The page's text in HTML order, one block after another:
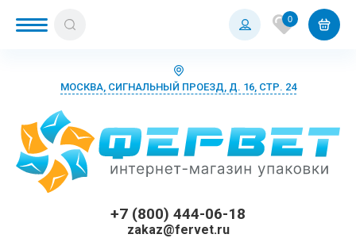
0
МОСКВА, СИГНАЛЬНЫЙ ПРОЕЗД, Д. 16, СТР. 24
+7 (800) 444-06-18
zakaz@fervet.ru